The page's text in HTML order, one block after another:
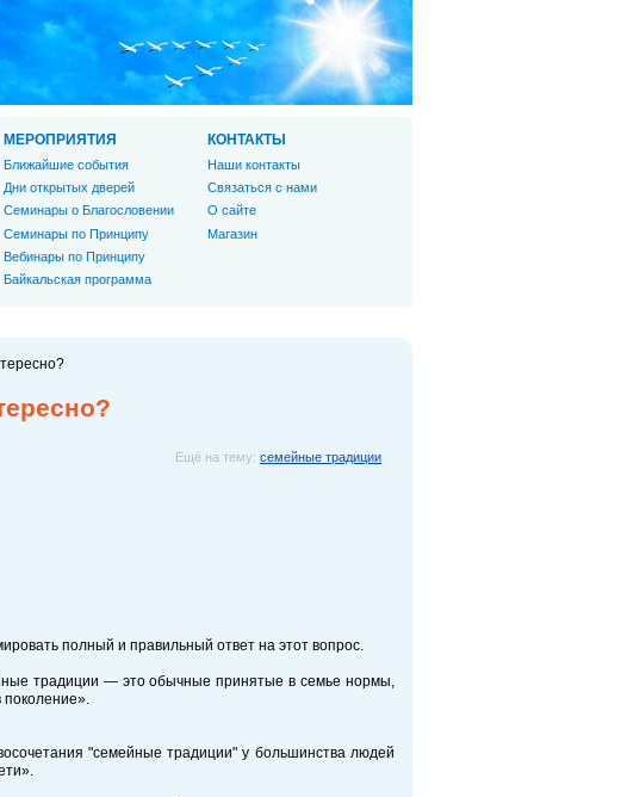
Ещё на тему: семейные традиции
полный и правильный ответ на этот вопрос.
традиции — это обычные принятые в семье нормы,
"семейные традиции" у большинства людей
МЕРОПРИЯТИЯ
Ближайшие события
Дни открытых дверей
Семинары о Благословении
Семинары по Принципу
Вебинары по Принципу
Байкальская программа
КОНТАКТЫ
Наши контакты
Связаться с нами
О сайте
Магазин